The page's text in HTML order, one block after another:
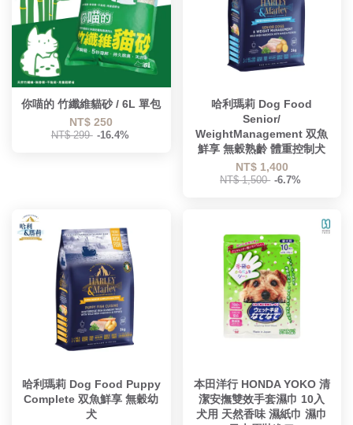
你喵的 竹纖維貓砂 / 6L 單包
NT$ 250
NT$ 299 -16.4%
哈利瑪莉 Dog Food
Senior/
WeightManagement 双魚
鮮享 無穀熟齡 體重控制犬
NT$ 1,400
NT$ 1,500 -6.7%
哈利瑪莉 Dog Food Puppy
Complete 双魚鮮享 無穀幼
犬
本田洋行 HONDA YOKO 清
潔安撫雙效手套濕巾 10入
犬用 天然香味 濕紙巾 濕巾